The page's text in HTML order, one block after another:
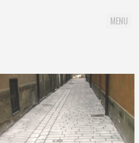
MENU